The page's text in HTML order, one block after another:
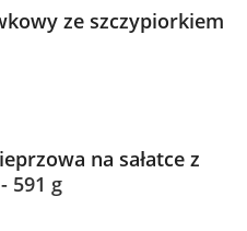
ze szczypiorkiem
na sałatce z
- 591 g